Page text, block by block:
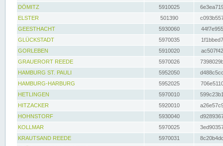
DÖMITZ
5910025
ELSTER
501390
GEESTHACHT
5930060
GLÜCKSTADT
5970035
GORLEBEN
5910020
GRAUERORT REEDE
5970026
HAMBURG ST. PAULI
5952050
HAMBURG-HARBURG
5952025
HETLINGEN
5970010
HITZACKER
5920010
HOHNSTORF
5930040
KOLLMAR
5970025
KRAUTSAND REEDE
5970031